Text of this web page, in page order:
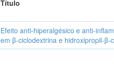
Título
Efeito anti-hiperalgésico e anti-
em β-ciclodextrina e hidroxipropil-β-